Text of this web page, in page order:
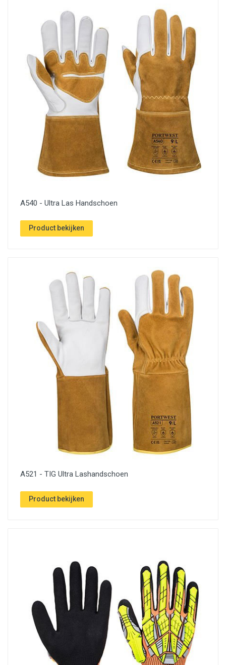
A540 - Ultra Las Handschoen
Product bekijken
A521 - TIG Ultra Lashandschoen
Product bekijken